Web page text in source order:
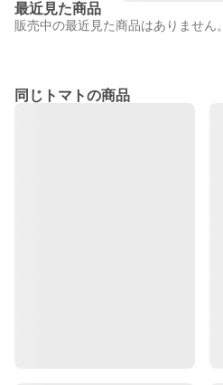
最近見た商品
販売中の最近見た商品はありません。
同じトマトの商品